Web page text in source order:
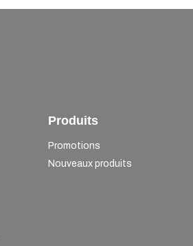
Produits
Promotions
Nouveaux produits